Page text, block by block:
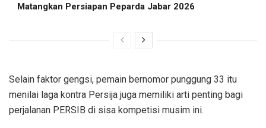
Matangkan Persiapan Peparda Jabar 2026
Selain faktor gengsi, pemain bernomor punggung 33 itu
menilai laga kontra Persija juga memiliki arti penting bagi
perjalanan PERSIB di sisa kompetisi musim ini.